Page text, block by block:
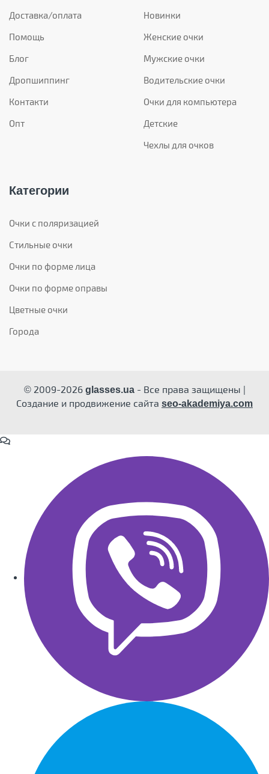
Доставка/оплата
Помощь
Блог
Дропшиппинг
Контакти
Опт
Новинки
Женские очки
Мужские очки
Водительские очки
Очки для компьютера
Детские
Чехлы для очков
Категории
Очки с поляризацией
Стильные очки
Очки по форме лица
Очки по форме оправы
Цветные очки
Города
© 2009-2026glasses.ua- Все права защищены |
Создание и продвижение сайта seo-akademiya.com